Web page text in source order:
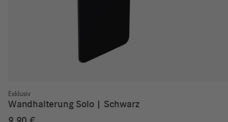
Exklusiv
Wandhalterung Solo | Schwarz